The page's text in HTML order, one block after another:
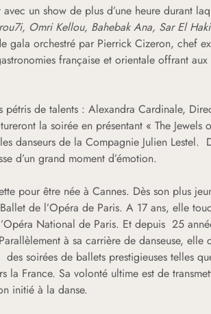
un show de plus d’une heure durant
Omri Kellou, Bahebak Ana, Sar El Haki
gala orchestré par Pierrick Cizeron, chef
française et orientale offrant
pétris de talents : Alexandra Cardinale,
la soirée en présentant « The
danseurs de la Compagnie Julien Lestel.
d’un grand moment d’émotion.
pour être née à Cannes. Dès son plus
de l’Opéra de Paris. A 17 ans, elle
National de Paris. Et depuis 25
à sa carrière de danseuse,
soirées de ballets prestigieuses telles
la France. Sa volonté ultime est de
initié à la danse.